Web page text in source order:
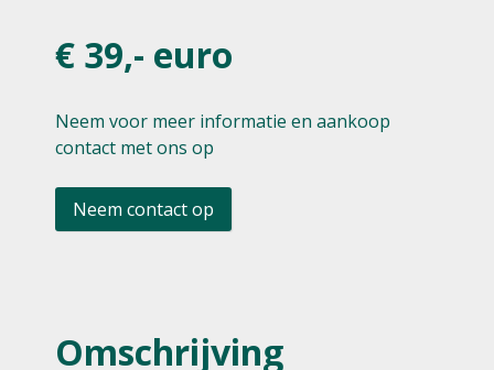
€ 39,- euro
Neem voor meer informatie en aankoop
contact met ons op
Neem contact op
Omschrijving